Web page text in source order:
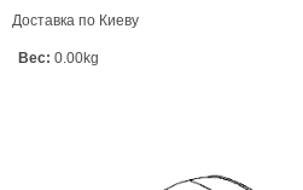
Доставка по Киеву
Вес: 0.00kg